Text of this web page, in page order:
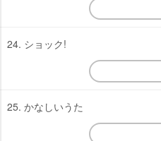
24. ショック!
25. かなしいうた